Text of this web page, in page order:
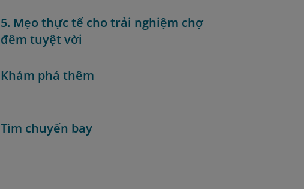
5. Mẹo thực tế cho trải nghiệm chợ
đêm tuyệt vời
Khám phá thêm
Tìm chuyến bay